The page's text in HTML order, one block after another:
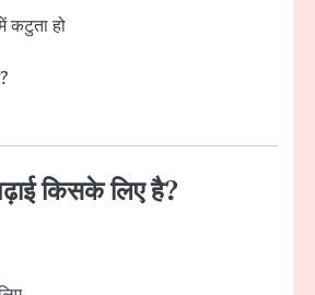
कटुता हो
किसके लिए है?